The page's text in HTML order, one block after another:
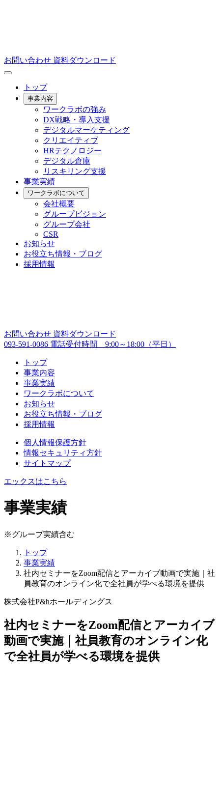
お問い合わせ 資料ダウンロード
トップ
事業内容
ワークラボの強み
DX戦略・導入支援
デジタルマーケティング
クリエイティブ
HRテクノロジー
デジタル倉庫
リスキリング支援
事業実績
ワークラボについて
会社概要
グループビジョン
グループ会社
CSR
お知らせ
お役立ち情報・ブログ
採用情報
お問い合わせ 資料ダウンロード
093-591-0086 電話受付時間 9:00～18:00（平日）
トップ
事業内容
事業実績
ワークラボについて
お知らせ
お役立ち情報・ブログ
採用情報
個人情報保護方針
情報セキュリティ方針
サイトマップ
エックスはこちら
事業実績
※グループ実績含む
トップ
事業実績
社内セミナーをZoom配信とアーカイブ動画で実施｜社
員教育のオンライン化で全社員が学べる環境を提供
株式会社P&hホールディングス
社内セミナーをZoom配信とアーカイブ
動画で実施｜社員教育のオンライン化
で全社員が学べる環境を提供